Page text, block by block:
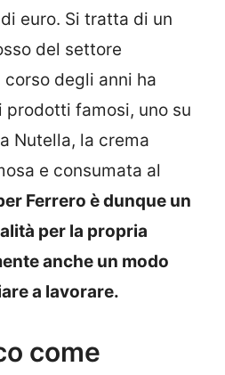
euro. Si tratta di un
del settore
degli anni ha
famosi, uno su
Nutella, la crema
e consumata al
Ferrero è dunque un
per la propria
anche un modo
a lavorare.
come